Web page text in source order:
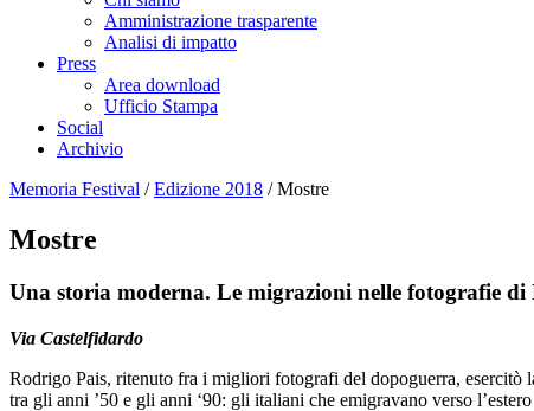
Amministrazione trasparente
Analisi di impatto
Press
Area download
Ufficio Stampa
Social
Archivio
Memoria Festival /Edizione 2018 /Mostre
Mostre
Una storia moderna. Le migrazioni nelle fotografie di
Via Castelfidardo
Rodrigo Pais, ritenuto fra i migliori fotografi del dopoguerra, esercitò
tra gli anni ’50 e gli anni ‘90: gli italiani che emigravano verso